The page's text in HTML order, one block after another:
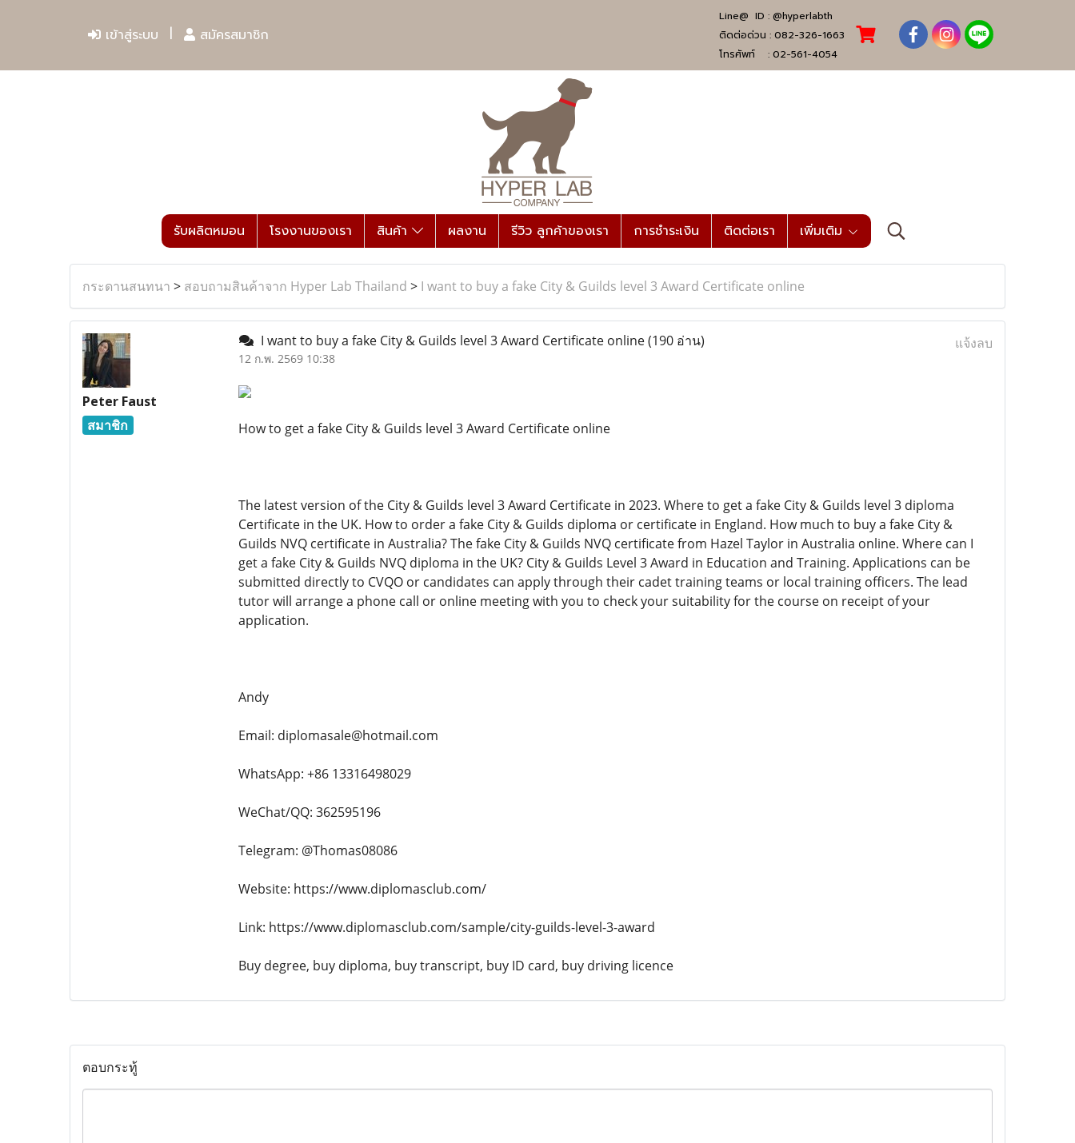
เข้าสู่ระบบ สมัครสมาชิก
Line@ ID : @hyperlabth
ติดต่อด่วน : 082-326-1663
โทรศัพท์ : 02-561-4054
รับผลิตหมอน โรงงานของเรา สินค้า ผลงาน รีวิว ลูกค้าของเรา การชำระเงิน ติดต่อเรา เพิ่มเติม
กระดานสนทนา > สอบถามสินค้าจาก Hyper Lab Thailand > I want to buy a fake City & Guilds level 3 Award Certificate online
Peter Faust
สมาชิก
I want to buy a fake City & Guilds level 3 Award Certificate online(190 อ่าน)
12 ก.พ. 2569 10:38
แจ้งลบ
How to get a fake City & Guilds level 3 Award Certificate online
The latest version of the City & Guilds level 3 Award Certificate in 2023. Where to get a fake City & Guilds level 3 diploma
Certificate in the UK. How to order a fake City & Guilds diploma or certificate in England. How much to buy a fake City &
Guilds NVQ certificate in Australia? The fake City & Guilds NVQ certificate from Hazel Taylor in Australia online. Where can I
get a fake City & Guilds NVQ diploma in the UK? City & Guilds Level 3 Award in Education and Training. Applications can be
submitted directly to CVQO or candidates can apply through their cadet training teams or local training officers. The lead
tutor will arrange a phone call or online meeting with you to check your suitability for the course on receipt of your
application.
Andy
Email: diplomasale@hotmail.com
WhatsApp: +86 13316498029
WeChat/QQ: 362595196
Telegram: @Thomas08086
Website: https://www.diplomasclub.com/
Link: https://www.diplomasclub.com/sample/city-guilds-level-3-award
Buy degree, buy diploma, buy transcript, buy ID card, buy driving licence
ตอบกระทู้